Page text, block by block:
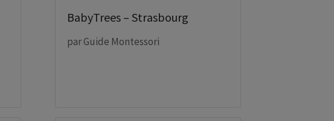
BabyTrees – Strasbourg
parGuide Montessori